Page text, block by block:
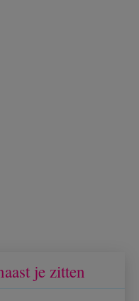
je zitten